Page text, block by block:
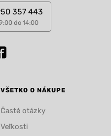
357 443
do 14:00
VŠETKO O NÁKUPE
Časté otázky
Veľkosti